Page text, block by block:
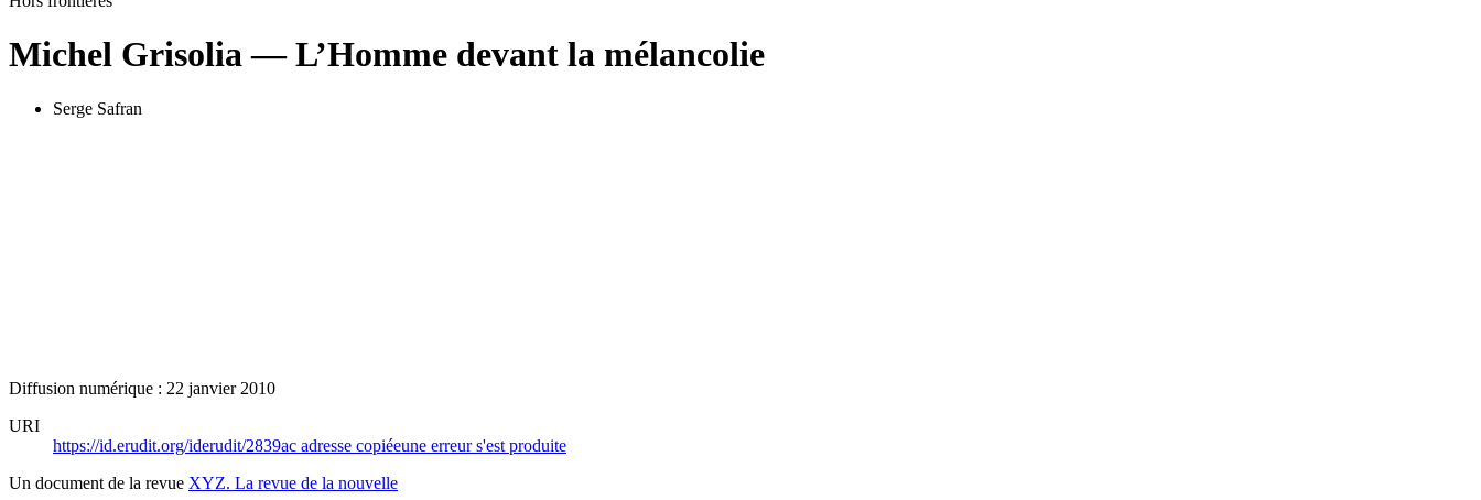
Michel Grisolia — L’Homme devant la mélancolie
Serge Safran
Diffusion numérique : 22 janvier 2010
URI
https://id.erudit.org/iderudit/2839ac adresse copiéeune erreur s'est produite
Un document de la revue XYZ. La revue de la nouvelle